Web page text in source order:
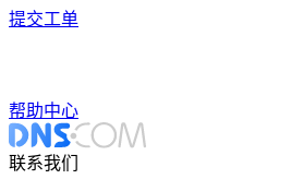
提交工单
帮助中心
联系我们